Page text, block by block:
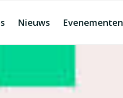
Nieuws Evenementen